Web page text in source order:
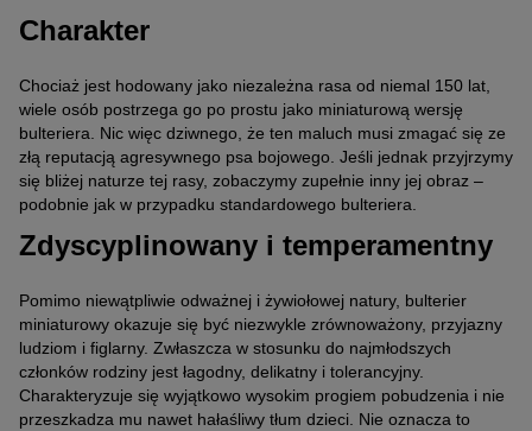
Charakter
Chociaż jest hodowany jako niezależna rasa od niemal 150 lat,
wiele osób postrzega go po prostu jako miniaturową wersję
bulteriera. Nic więc dziwnego, że ten maluch musi zmagać się ze
złą reputacją agresywnego psa bojowego. Jeśli jednak przyjrzymy
się bliżej naturze tej rasy, zobaczymy zupełnie inny jej obraz –
podobnie jak w przypadku standardowego bulteriera.
Zdyscyplinowany i temperamentny
Pomimo niewątpliwie odważnej i żywiołowej natury, bulterier
miniaturowy okazuje się być niezwykle zrównoważony, przyjazny
ludziom i figlarny. Zwłaszcza w stosunku do najmłodszych
członków rodziny jest łagodny, delikatny i tolerancyjny.
Charakteryzuje się wyjątkowo wysokim progiem pobudzenia i nie
przeszkadza mu nawet hałaśliwy tłum dzieci. Nie oznacza to